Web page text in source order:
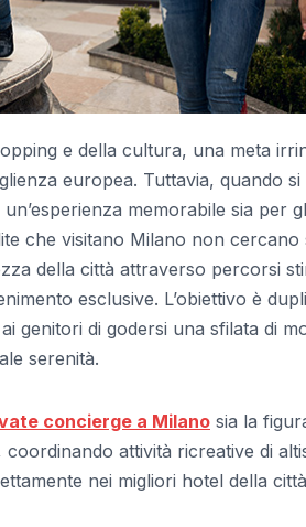
e della cultura, una meta
europea. Tuttavia, quando si
memorabile sia per
che visitano Milano non cercano
della città attraverso percorsi
esclusive. L’obiettivo è
genitori di godersi una sfilata di
serenità.
concierge a Milano sia la
attività ricreative di
nei migliori hotel della